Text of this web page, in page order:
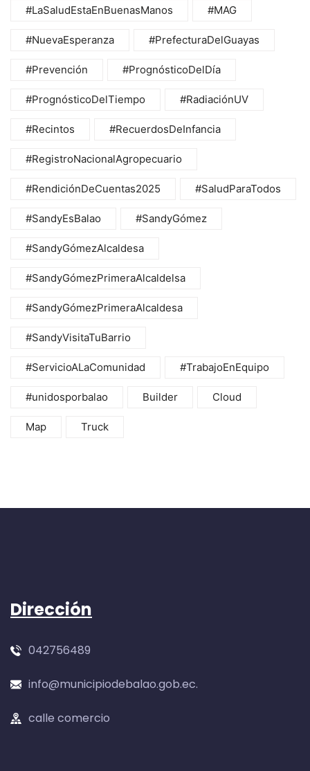
#LaSaludEstaEnBuenasManos #MAG
#NuevaEsperanza #PrefecturaDelGuayas
#Prevención #PrognósticoDelDía
#PrognósticoDelTiempo #RadiaciónUV
#Recintos #RecuerdosDeInfancia
#RegistroNacionalAgropecuario
#RendiciónDeCuentas2025 #SaludParaTodos
#SandyEsBalao #SandyGómez
#SandyGómezAlcaldesa
#SandyGómezPrimeraAlcaldelsa
#SandyGómezPrimeraAlcaldesa
#SandyVisitaTuBarrio
#ServicioALaComunidad #TrabajoEnEquipo
#unidosporbalao Builder Cloud
Map Truck
Dirección
042756489
info@municipiodebalao.gob.ec.
calle comercio